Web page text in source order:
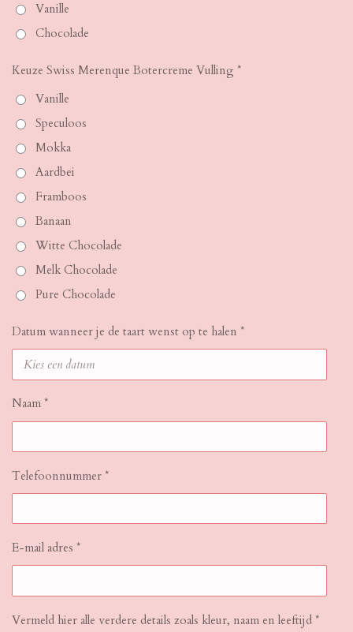
Vanille
Chocolade
Keuze Swiss Merenque Botercreme Vulling *
Vanille
Speculoos
Mokka
Aardbei
Framboos
Banaan
Witte Chocolade
Melk Chocolade
Pure Chocolade
Datum wanneer je de taart wenst op te halen *
Naam *
Telefoonnummer *
E-mail adres *
Vermeld hier alle verdere details zoals kleur, naam en leeftijd *